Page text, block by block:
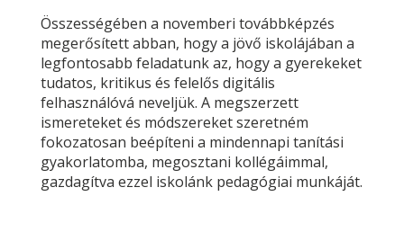
Összességében a novemberi továbbképzés
megerősített abban, hogy a jövő iskolájában a
legfontosabb feladatunk az, hogy a gyerekeket
tudatos, kritikus és felelős digitális
felhasználóvá neveljük. A megszerzett
ismereteket és módszereket szeretném
fokozatosan beépíteni a mindennapi tanítási
gyakorlatomba, megosztani kollégáimmal,
gazdagítva ezzel iskolánk pedagógiai munkáját.